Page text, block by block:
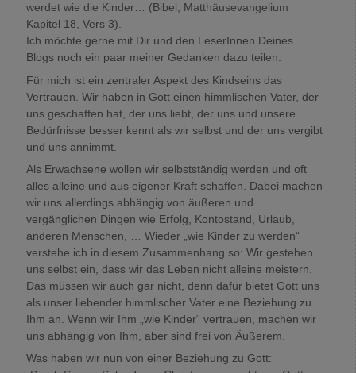
werdet wie die Kinder… (Bibel, Matthäusevangelium
Kapitel 18, Vers 3).
Ich möchte gerne mit Dir und den LeserInnen Deines
Blogs noch ein paar meiner Gedanken dazu teilen.
Für mich ist ein zentraler Aspekt des Kindseins das
Vertrauen. Wir haben in Gott einen himmlischen Vater, der
uns geschaffen hat, der uns liebt, der uns und unsere
Bedürfnisse besser kennt als wir selbst und der uns vergibt
und uns annimmt.
Als Erwachsene wollen wir selbstständig werden und oft
alles alleine und aus eigener Kraft schaffen. Dabei machen
wir uns allerdings abhängig von äußeren und
vergänglichen Dingen wie Erfolg, Kontostand, Urlaub,
anderen Menschen, … Wieder „wie Kinder zu werden“
verstehe ich in diesem Zusammenhang so: Wir gestehen
uns selbst ein, dass wir das Leben nicht alleine meistern.
Das müssen wir auch gar nicht, denn dafür bietet Gott uns
als unser liebender himmlischer Vater eine Beziehung zu
Ihm an. Wenn wir Ihm „wie Kinder“ vertrauen, machen wir
uns abhängig von Ihm, aber sind frei von Äußerem.
Was haben wir nun von einer Beziehung zu Gott: